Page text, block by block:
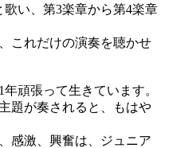
い、第3楽章から第4楽章
これだけの演奏を聴かせ
頑張って生きています。
題が奏されると、もはや
感激、興奮は、ジュニア